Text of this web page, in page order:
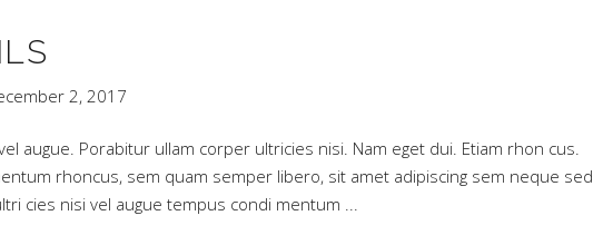
2, 2017
augue. Porabitur ullam corper ultricies nisi. Nam eget dui. Etiam rhon cus.
rhoncus, sem quam semper libero, sit amet adipiscing sem neque sed
cies nisi vel augue tempus condi mentum